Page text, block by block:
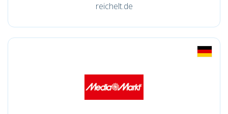
reichelt.de